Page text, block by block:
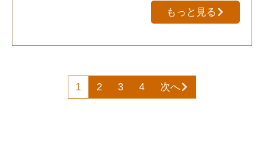
もっと見る
1 2 3 4 次へ